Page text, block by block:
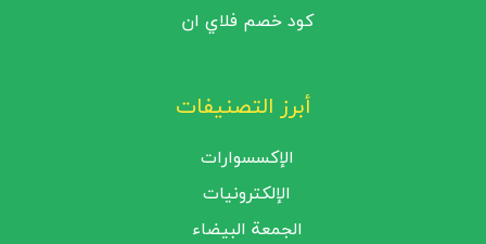
كود خصم فلاي ان
أبرز التصنيفات
الإكسسوارات
الإلكترونيات
الجمعة البيضاء